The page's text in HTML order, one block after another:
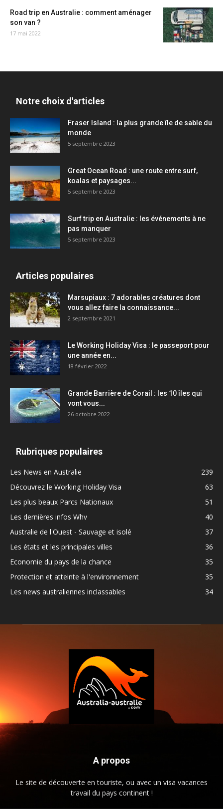
Road trip en Australie : comment aménager
son van ?
17 mai 2022
Notre choix d'articles
Fraser Island : la plus grande île de sable du
monde
5 septembre 2023
Great Ocean Road : une route entre surf,
koalas et paysages...
5 septembre 2023
Surf trip en Australie : les événements à ne
pas manquer
5 septembre 2023
Articles populaires
Marsupiaux : 7 adorables créatures dont
vous allez faire la connaissance...
2 septembre 2021
Le Working Holiday Visa : le passeport pour
une année en...
18 février 2022
Grande Barrière de Corail : les 10 îles qui
vont vous...
26 octobre 2022
Rubriques populaires
Les News en Australie
239
Découvrez le Working Holiday Visa
63
Les plus beaux Parcs Nationaux
51
Les dernières infos Whv
40
Australie de l'Ouest - Sauvage et isolé
37
Les états et les principales villes
36
Economie du pays de la chance
35
Protection et atteinte à l'environnement
35
Les news australiennes inclassables
34
A propos
Le site de découverte en touriste, ou avec un visa vacances
travail du pays continent !